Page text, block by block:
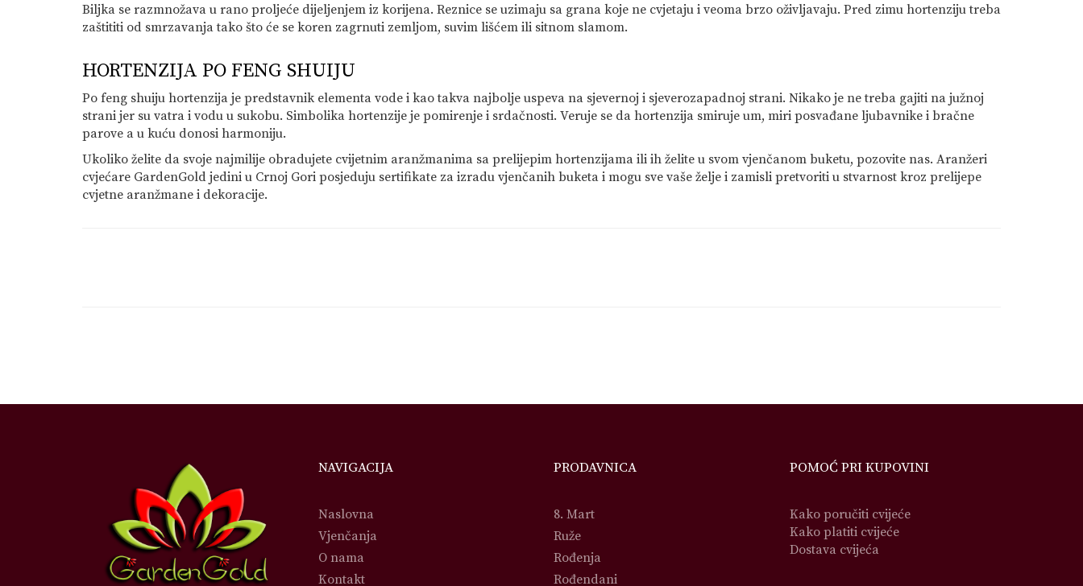
Biljka se razmnožava u rano proljeće dijeljenjem iz korijena. Reznice se uzimaju sa grana koje ne cvjetaju i veoma brzo oživljavaju. Pred zimu hortenziju treba
zaštititi od smrzavanja tako što će se koren zagrnuti zemljom, suvim lišćem ili sitnom slamom.
HORTENZIJA PO FENG SHUIJU
Po feng shuiju hortenzija je predstavnik elementa vode i kao takva najbolje uspeva na sjevernoj i sjeverozapadnoj strani. Nikako je ne treba gajiti na južnoj
strani jer su vatra i vodu u sukobu. Simbolika hortenzije je pomirenje i srdačnosti. Veruje se da hortenzija smiruje um, miri posvađane ljubavnike i bračne
parove a u kuću donosi harmoniju.
Ukoliko želite da svoje najmilije obradujete cvijetnim aranžmanima sa prelijepim hortenzijama ili ih želite u svom vjenčanom buketu, pozovite nas. Aranžeri
cvjećare GardenGold jedini u Crnoj Gori posjeduju sertifikate za izradu vjenčanih buketa i mogu sve vaše želje i zamisli pretvoriti u stvarnost kroz prelijepe
cvjetne aranžmane i dekoracije.
NAVIGACIJA
Naslovna
Vjenčanja
O nama
Kontakt
PRODAVNICA
8. Mart
Ruže
Rođenja
Rođendani
POMОĆ PRI KUPOVINI
Kako poručiti cvijeće
Kako platiti cvijeće
Dostava cvijeća